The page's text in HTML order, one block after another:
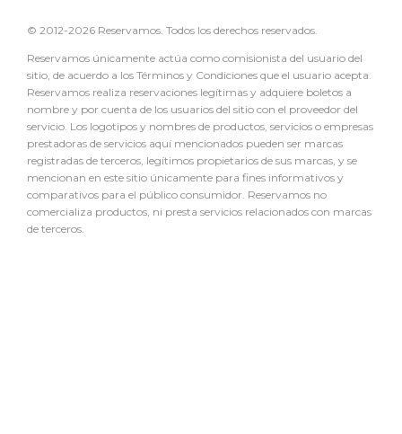
© 2012-2026 Reservamos. Todos los derechos reservados.
Reservamos únicamente actúa como comisionista del usuario del
sitio, de acuerdo a los Términos y Condiciones que el usuario acepta.
Reservamos realiza reservaciones legítimas y adquiere boletos a
nombre y por cuenta de los usuarios del sitio con el proveedor del
servicio. Los logotipos y nombres de productos, servicios o empresas
prestadoras de servicios aquí mencionados pueden ser marcas
registradas de terceros, legítimos propietarios de sus marcas, y se
mencionan en este sitio únicamente para fines informativos y
comparativos para el público consumidor. Reservamos no
comercializa productos, ni presta servicios relacionados con marcas
de terceros.